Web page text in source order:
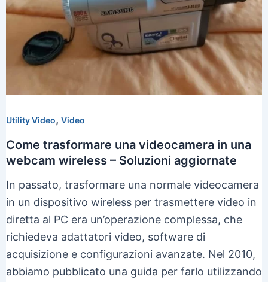
Utility Video, Video
Come trasformare una videocamera in una
webcam wireless – Soluzioni aggiornate
In passato, trasformare una normale videocamera
in un dispositivo wireless per trasmettere video in
diretta al PC era un’operazione complessa, che
richiedeva adattatori video, software di
acquisizione e configurazioni avanzate. Nel 2010,
abbiamo pubblicato una guida per farlo utilizzando